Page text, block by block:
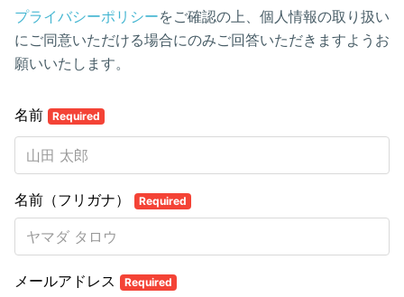
プライバシーポリシーをご確認の上、個人情報の取り扱い
にご同意いただける場合にのみご回答いただきますようお
願いいたします。
名前 Required
名前（フリガナ） Required
メールアドレス Required